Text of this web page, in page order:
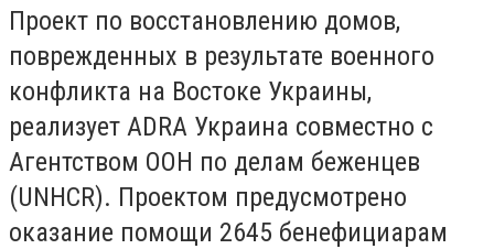
Проект по восстановлению домов,
поврежденных в результате военного
конфликта на Востоке Украины,
реализует ADRA Украина совместно с
Агентством ООН по делам беженцев
(UNHCR). Проектом предусмотрено
оказание помощи 2645 бенефициарам